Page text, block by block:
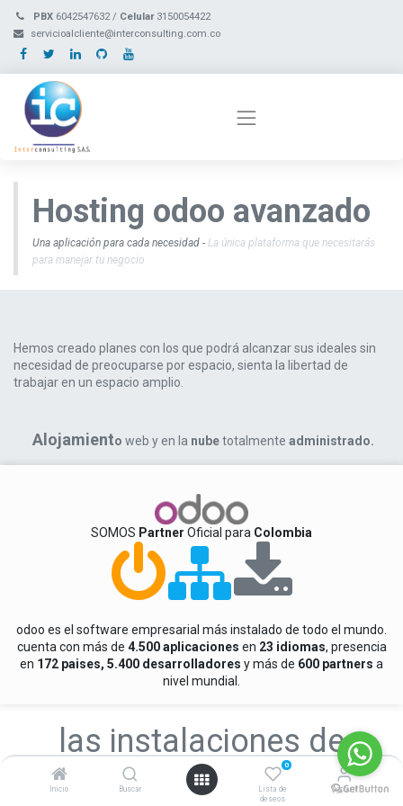
Inicio Buscar
0
Lista de
deseos
Account
PBX 6042547632 / Celular3150054422
servicioalcliente@interconsulting.com.co
Hosting odoo avanzado
Una aplicación para cada necesidad - La única plataforma que necesitarás
para manejar tu negocio
Hemos creado planes con los que podrá alcanzar sus ideales sin
necesidad de preocuparse por espacio, sienta la libertad de
trabajar en un espacio amplio.
Alojamiento web y en la nubetotalmente administrado.
SOMOS Partner Oficial para Colombia
odoo es el software empresarial más instalado de todo el mundo.
cuenta con más de 4.500 aplicaciones en 23 idiomas, presencia
en 172 paises, 5.400 desarrolladores y más de 600 partners a
nivel mundial.
las instalaciones de
nuestro
DATA CENTER